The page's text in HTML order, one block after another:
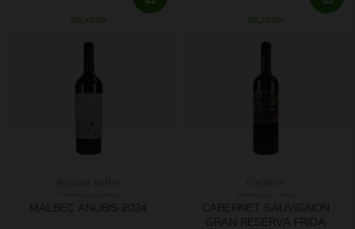
SKLADOM SKLADOM
MALBEC ANUBIS 2024
CABERNET SAUVIGNON
GRAN RESERVA FRIDA